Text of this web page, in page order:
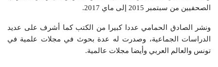
الصحفيين من سبتمبر 2015 إلى ماي 2017.
ونشر الصادق الحمامي عددا كبيرا من الكتب كما أشرف على عديد
الدراسات الجماعية، وصدرت له عدة بحوث في مجلات علمية في
تونس والعالم العربي وأيضا مجلات عالمية.